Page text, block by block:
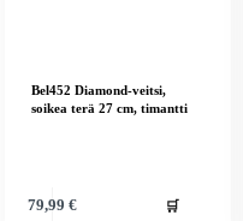
Bel452 Diamond-veitsi,
soikea terä 27 cm, timantti
79,99 € 🛒